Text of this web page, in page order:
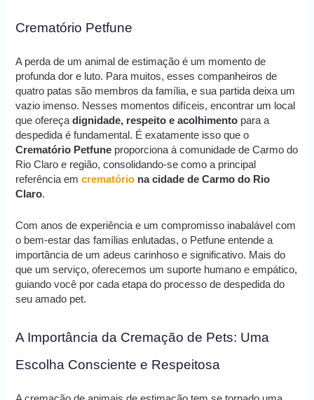
Crematório Petfune
A perda de um animal de estimação é um momento de
profunda dor e luto. Para muitos, esses companheiros de
quatro patas são membros da família, e sua partida deixa um
vazio imenso. Nesses momentos difíceis, encontrar um local
que ofereçadignidade, respeito e acolhimento para a
despedida é fundamental. É exatamente isso que o
Crematório Petfune proporciona à comunidade de Carmo do
Rio Claro e região, consolidando-se como a principal
referência emcrematório na cidade de Carmo do Rio
Claro.
Com anos de experiência e um compromisso inabalável com
o bem-estar das famílias enlutadas, o Petfune entende a
importância de um adeus carinhoso e significativo. Mais do
que um serviço, oferecemos um suporte humano e empático,
guiando você por cada etapa do processo de despedida do
seu amado pet.
A Importância da Cremação de Pets: Uma
Escolha Consciente e Respeitosa